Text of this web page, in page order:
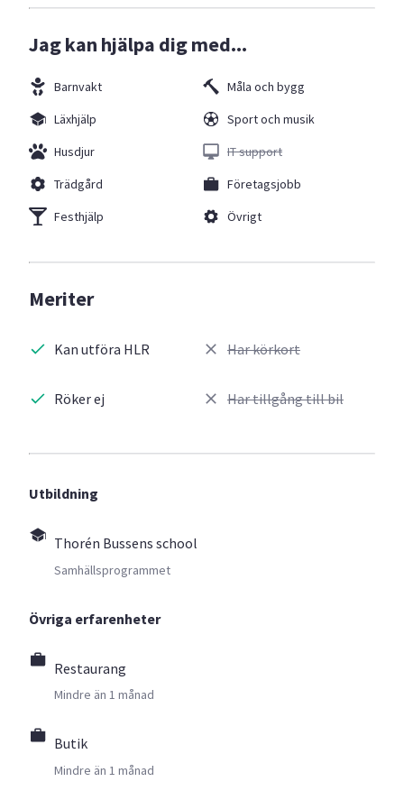
Jag kan hjälpa dig med...
Barnvakt
Läxhjälp
Husdjur
Trädgård
Festhjälp
Måla och bygg
Sport och musik
IT support
Företagsjobb
Övrigt
Meriter
Kan utföra HLR
Röker ej
Har körkort
Har tillgång till bil
Utbildning
Thorén Bussens school
Samhällsprogrammet
Övriga erfarenheter
Restaurang
Mindre än 1 månad
Butik
Mindre än 1 månad